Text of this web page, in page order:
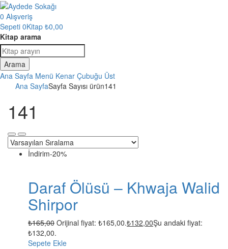
0 Alışveriş
Sepeti 0Kitap ₺0,00
Kitap arama
Arama
Ana Sayfa Menü Kenar Çubuğu Üst
Ana SayfaSayfa Sayısı ürün141
141
İndirim-20%
Daraf Ölüsü – Khwaja Walid
Shirpor
₺165,00 Orijinal fiyat: ₺165,00.₺132,00Şu andaki fiyat:
₺132,00.
Sepete Ekle